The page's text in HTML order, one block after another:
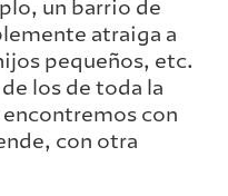
un barrio de
atraiga a
pequeños, etc.
los de toda la
con
con otra